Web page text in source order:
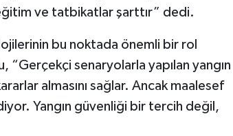
ve tatbikatlar şarttır” dedi.
bu noktada önemli bir rol
senaryolarla yapılan yangın
almasını sağlar. Ancak maalesef
Yangın güvenliği bir tercih değil,